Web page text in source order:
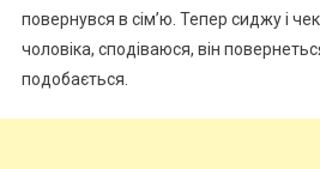
повернувся в сім’ю. Тепер сиджу і
чоловіка, сподіваюся, він
подобається.